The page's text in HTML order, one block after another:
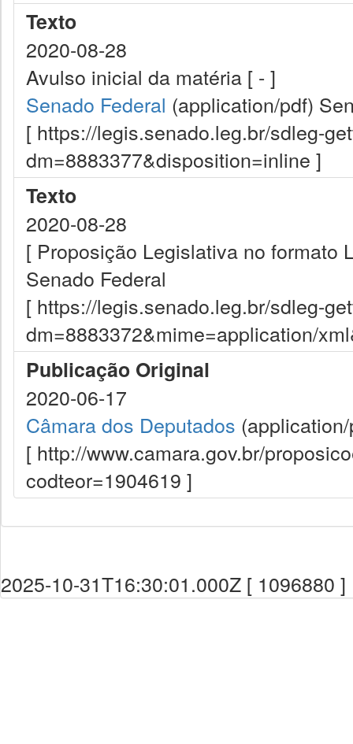
Texto
2020-08-28
Avulso inicial da matéria [ - ]
Senado Federal (application/pdf)
[ https://legis.senado.leg.br/sdleg-
dm=8883377&disposition=inline ]
Texto
2020-08-28
[ Proposição Legislativa no formato
Senado Federal
[ https://legis.senado.leg.br/sdleg-
dm=8883372&mime=application/
Publicação Original
2020-06-17
Câmara dos Deputados
[ http://www.camara.gov.br/
codteor=1904619 ]
2025-10-31T16:30:01.000Z [ 1096880 ]